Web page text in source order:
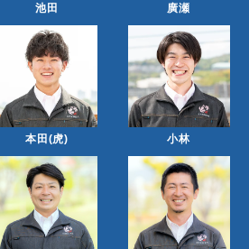
池田 廣瀬
本田(虎) 小林